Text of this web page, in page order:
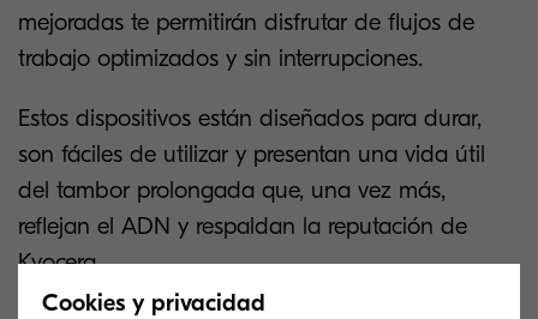
mejoradas te permitirán disfrutar de flujos de
trabajo optimizados y sin interrupciones.
Estos dispositivos están diseñados para durar,
son fáciles de utilizar y presentan una vida útil
del tambor prolongada que, una vez más,
reflejan el ADN y respaldan la reputación de
Kyocera.
Cookies y privacidad